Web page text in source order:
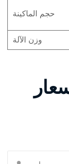
حجم الماكينة
وزن الآلة